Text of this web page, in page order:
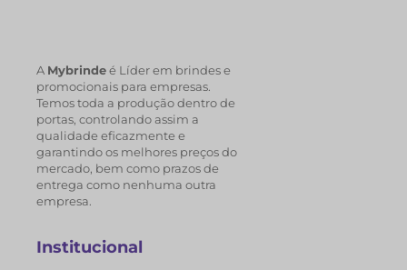
A Mybrindeé Líder em brindes e
promocionais para empresas.
Temos toda a produção dentro de
portas, controlando assim a
qualidade eficazmente e
garantindo os melhores preços do
mercado, bem como prazos de
entrega como nenhuma outra
empresa.
Institucional